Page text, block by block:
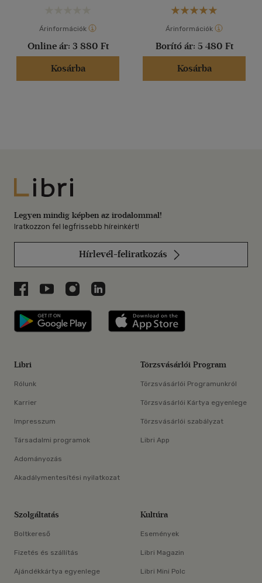
Árinformációk
Online ár: 3 880 Ft
Kosárba
Árinformációk
Borító ár: 5 480 Ft
Kosárba
Libri
Legyen mindig képben az irodalommal!
Iratkozzon fel legfrissebb híreinkért!
Hírlevél-feliratkozás
Libri a Facebookon
Libri a Youtube-on
Libri az Instagramon
Libri a LinkedInen
Libri applikáció Szerezd meg: Google
Libri
Rólunk
Karrier
Impresszum
Társadalmi programok
Adományozás
Akadálymentesítési nyilatkozat
Törzsvásárlói Program
Törzsvásárlói Programunkról
Törzsvásárlói Kártya egyenlege
Törzsvásárlói szabályzat
Libri App
Szolgáltatás
Boltkereső
Fizetés és szállítás
Ajándékkártya egyenlege
Kultúra
Események
Libri Magazin
Libri Mini Polc